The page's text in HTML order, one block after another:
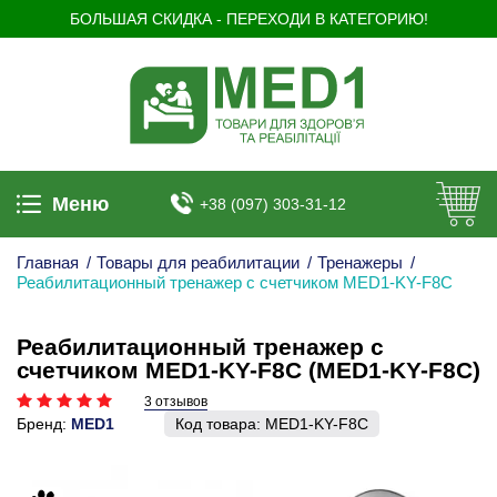
БОЛЬШАЯ СКИДКА - ПЕРЕХОДИ В КАТЕГОРИЮ!
Меню +38 (097) 303-31-12
Главная / Товары для реабилитации / Тренажеры /
Реабилитационный тренажер с счетчиком MED1-KY-F8С
Реабилитационный тренажер с
счетчиком MED1-KY-F8С (MED1-KY-F8C)
3 отзывов
Бренд: MED1 Код товара: MED1-KY-F8C